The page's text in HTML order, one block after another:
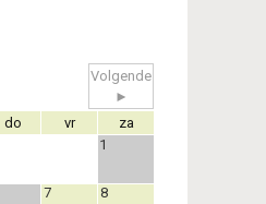
Volgende
►
do vr
za
1
7 8